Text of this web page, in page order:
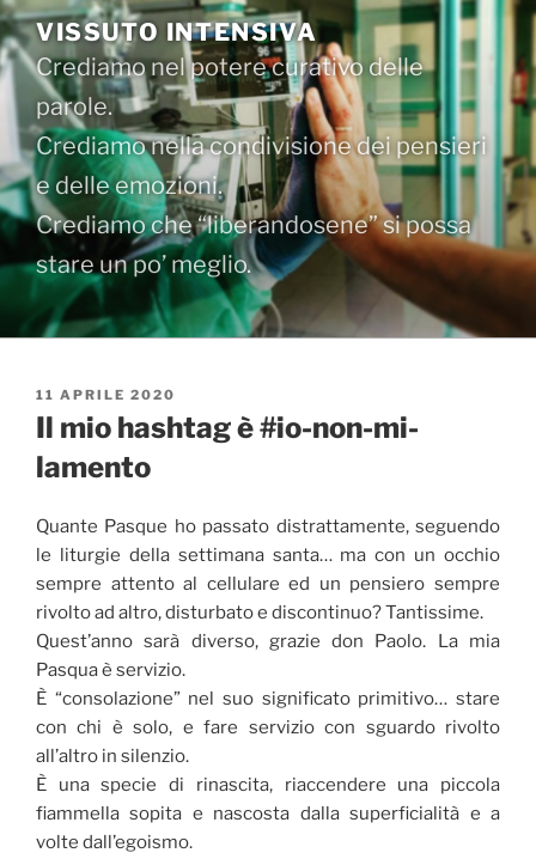
Salta
al
contenuto
VISSUTO INTENSIVA
Crediamo nel potere curativo delle
parole.
Crediamo nella condivisione dei pensieri
e delle emozioni.
Crediamo che “liberandosene” si possa
stare un po’ meglio.
PUBBLICATO
IL
11 APRILE 2020
Il mio hashtag è #io-non-mi-
lamento
Quante Pasque ho passato distrattamente, seguendo
le liturgie della settimana santa… ma con un occhio
sempre attento al cellulare ed un pensiero sempre
rivolto ad altro, disturbato e discontinuo? Tantissime.
Quest’anno sarà diverso, grazie don Paolo. La mia
Pasqua è servizio.
È “consolazione” nel suo significato primitivo… stare
con chi è solo, e fare servizio con sguardo rivolto
all’altro in silenzio.
È una specie di rinascita, riaccendere una piccola
fiammella sopita e nascosta dalla superficialità e a
volte dall’egoismo.